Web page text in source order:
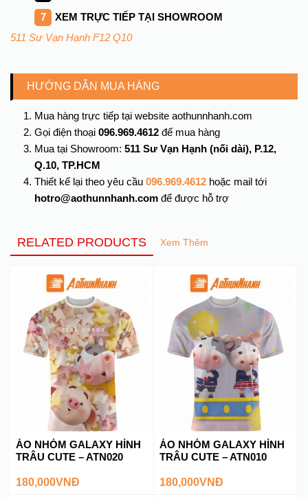
XEM TRỰC TIẾP TẠI SHOWROOM
511 Sư Vạn Hạnh F12 Q10
HƯỚNG DẪN MUA HÀNG
Mua hàng trực tiếp tại website aothunnhanh.com
Gọi điện thoại 096.969.4612 để mua hàng
Mua tại Showroom: 511 Sư Vạn Hạnh (nối dài), P.12,
Q.10, TP.HCM
Thiết kế lại theo yêu cầu 096.969.4612 hoặc mail tới
hotro@aothunnhanh.com để được hỗ trợ
RELATED PRODUCTS Xem Thêm
ÁO NHÓM GALAXY HÌNH
TRÂU CUTE – ATN020
180,000VNĐ
ÁO NHÓM GALAXY HÌNH
TRÂU CUTE – ATN010
180,000VNĐ